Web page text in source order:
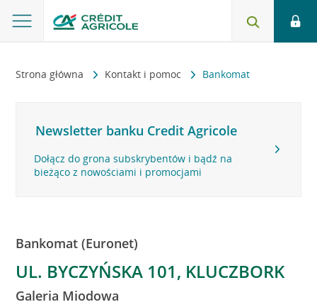
Strona główna Kontakt i pomoc Bankomat
Newsletter banku Credit Agricole
Dołącz do grona subskrybentów i bądź na
bieżąco z nowościami i promocjami
Bankomat (Euronet)
UL. BYCZYŃSKA 101, KLUCZBORK
Galeria Miodowa